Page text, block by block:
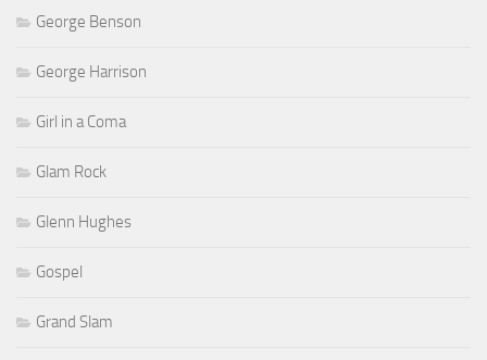
George Benson
George Harrison
Girl in a Coma
Glam Rock
Glenn Hughes
Gospel
Grand Slam